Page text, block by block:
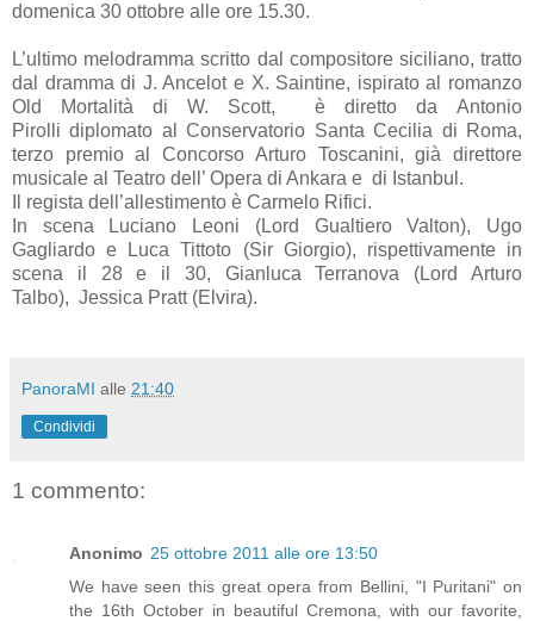
domenica 30 ottobre alle ore 15.30.
L’ultimo melodramma scritto dal compositore siciliano, tratto
dal dramma di J. Ancelot e X. Saintine, ispirato al romanzo
Old Mortalità di W. Scott,
è diretto da Antonio
Pirolli diplomato al Conservatorio Santa Cecilia di Roma,
terzo premio al Concorso Arturo Toscanini, già direttore
musicale al Teatro dell’ Opera di Ankara e di Istanbul.
Il regista dell’allestimento è Carmelo Rifici.
In scena Luciano Leoni (Lord Gualtiero Valton), Ugo
Gagliardo e Luca Tittoto (Sir Giorgio), rispettivamente in
scena il 28 e il 30, Gianluca Terranova (Lord Arturo
Talbo), Jessica Pratt (Elvira).
PanoraMI alle 21:40
Condividi
1 commento:
Anonimo 25 ottobre 2011 alle ore 13:50
We have seen this great opera from Bellini, "I Puritani" on
the 16th October in beautiful Cremona, with our favorite,